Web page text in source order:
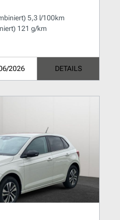
5,3 l/100km
121 g/km
2026 DETAILS